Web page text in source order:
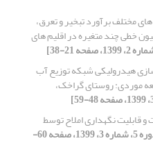
ارزیابی روش‎ های مختلف برآورد تبخیر و تعرق،
ارائه مدل‎ های بهینه براساس رگرسیون خطی چند متغیره در اقلیم‎ های
هیدرولیکی شبکه توزیع آب
موردی: روستای گراخک،
و قابلیت نگهداری املاح توسط
[دوره 5، شماره 3، 1399، صفحه 60-